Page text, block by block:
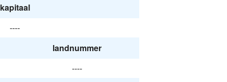
kapitaal
----
landnummer
----